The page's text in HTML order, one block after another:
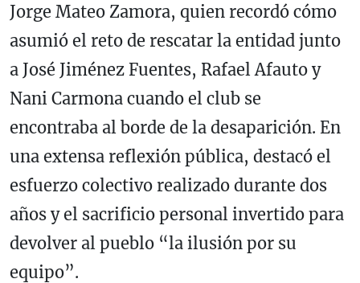
Jorge Mateo Zamora, quien recordó cómo
asumió el reto de rescatar la entidad junto
a José Jiménez Fuentes, Rafael Afauto y
Nani Carmona cuando el club se
encontraba al borde de la desaparición. En
una extensa reflexión pública, destacó el
esfuerzo colectivo realizado durante dos
años y el sacrificio personal invertido para
devolver al pueblo “la ilusión por su
equipo”.